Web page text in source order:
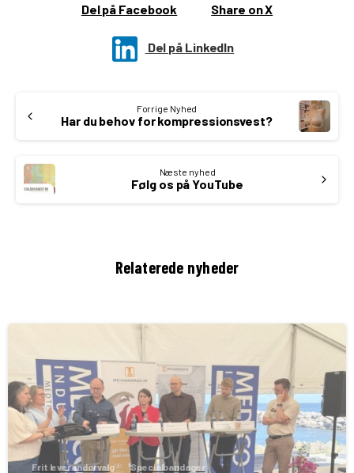
Del på Facebook Share on X
Del på LinkedIn
Reading
Forrige Nyhed
Har du behov for kompressionsvest?
Næste nyhed
Følg os på YouTube
Relaterede nyheder
Frit leverandørvalg Specialbandager